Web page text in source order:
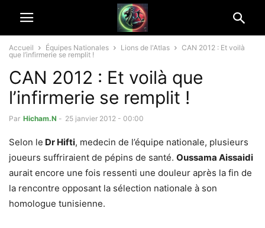
Accueil Équipes Nationales Lions de l'Atlas
CAN 2012 : Et voilà
que l’infirmerie se remplit !
CAN 2012 : Et voilà que
l’infirmerie se remplit !
Par Hicham.N - 25 janvier 2012 - 00:00
Selon le Dr Hifti, medecin de l’équipe nationale, plusieurs
joueurs suffriraient de pépins de santé. Oussama Aissaidi
aurait encore une fois ressenti une douleur après la fin de
la rencontre opposant la sélection nationale à son
homologue tunisienne.